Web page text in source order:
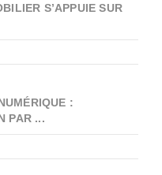
S’APPUIE SUR
:
PAR ...